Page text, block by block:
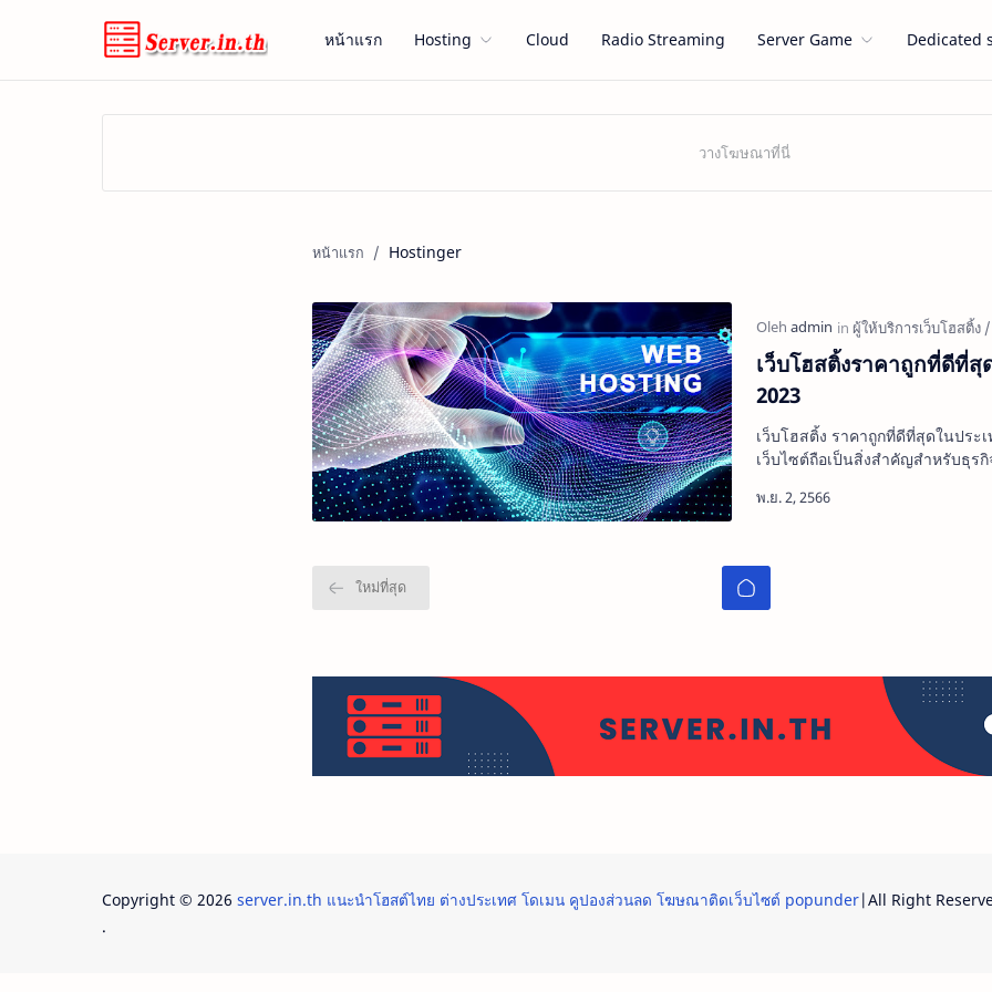
หน้าแรก Hosting Cloud Radio Streaming Server Game Dedicated
Hostinger
เว็บโฮสติ้งราคาถูกที่ดีที่สุ
2023
เว็บโฮสติ้ง ราคาถูกที่ดีที่สุดในประ
เว็บไซต์ถือเป็นสิ่งสำคัญสำหรับธุร
Copyright © 2026 server.in.th แนะนำโฮสต์ไทย ต่างประเทศ โดเมน คูปองส่วนลด โฆษณาติดเว็บไซต์ popunder|All Right
.